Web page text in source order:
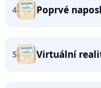
4 Poprvé
5 Virtuální